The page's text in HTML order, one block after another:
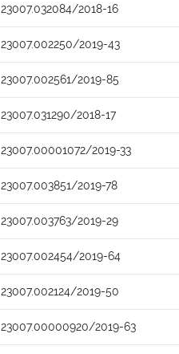
23007.032084/2018-16
23007.002250/2019-43
23007.002561/2019-85
23007.031290/2018-17
23007.00001072/2019-33
23007.003851/2019-78
23007.003763/2019-29
23007.002454/2019-64
23007.002124/2019-50
23007.00000920/2019-63